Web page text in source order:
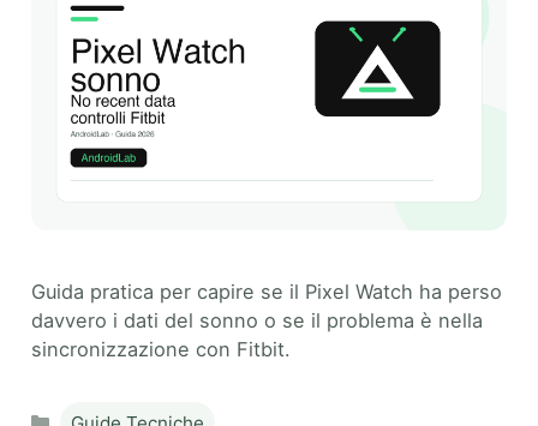
Guida pratica per capire se il Pixel Watch ha perso
davvero i dati del sonno o se il problema è nella
sincronizzazione con Fitbit.
Categories